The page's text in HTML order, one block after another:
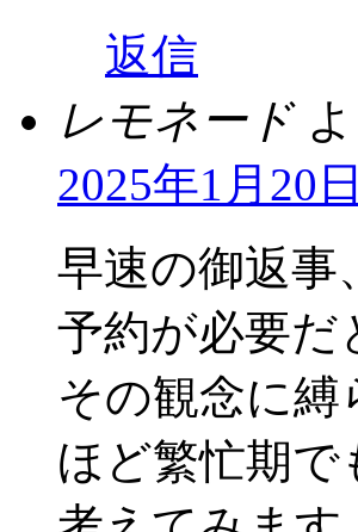
返信
レモネード
2025年1月20
早速の御返事
予約が必要だ
その観念に
ほど繁忙期